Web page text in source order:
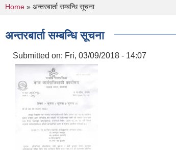
You are here
Home » अन्तरबार्ता सम्बन्धि सूचना
अन्तरबार्ता सम्बन्धि सूचना
Submitted on: Fri, 03/09/2018 - 14:07